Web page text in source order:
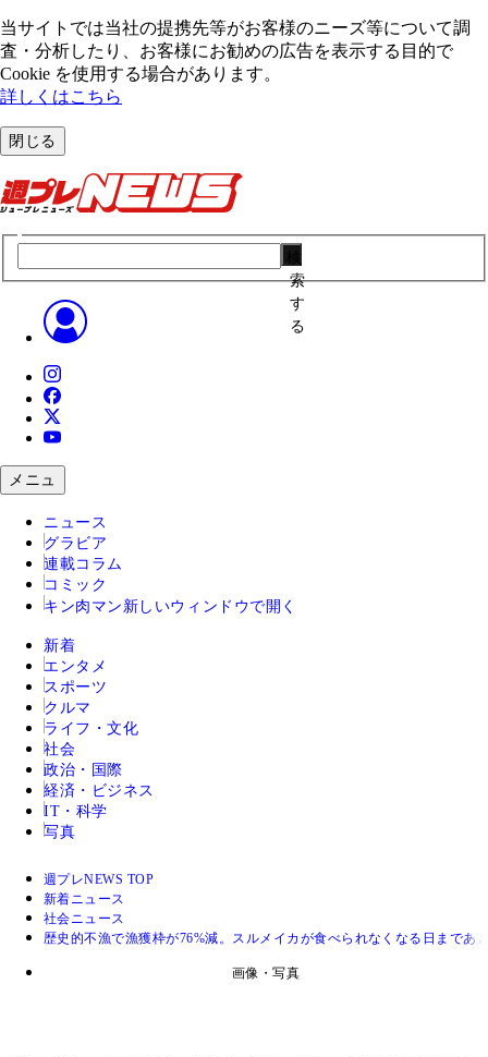
当サイトでは当社の提携先等がお客様のニーズ等について調
査・分析したり、お客様にお勧めの広告を表⽰する⽬的で
Cookie を使⽤する場合があります。
詳しくはこちら
閉じる
索
す
る
メニュ
ニュース
グラビア
連載コラム
コミック
キン肉マン 新しいウィンドウで開く
新着
エンタメ
スポーツ
クルマ
ライフ・文化
社会
政治・国際
経済・ビジネス
IT・科学
写真
週プレNEWS TOP
新着ニュース
社会ニュース
歴史的不漁で漁獲枠が76%減。スルメイカが食べられなくなる日まで
画像・写真